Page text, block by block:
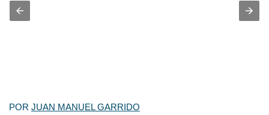
POR JUAN MANUEL GARRIDO